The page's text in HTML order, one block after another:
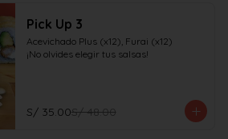
Pick Up 3
Acevichado Plus (x12), Furai (x12)
¡No olvides elegir tus salsas!
S/ 35.00S/ 48.00